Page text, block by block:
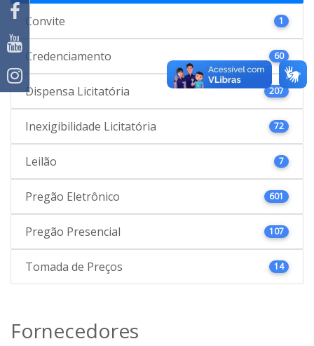
Convite 1
Credenciamento 60
Dispensa Licitatória 207
Inexigibilidade Licitatória 72
Leilão 7
Pregão Eletrônico 601
Pregão Presencial 107
Tomada de Preços 14
Fornecedores